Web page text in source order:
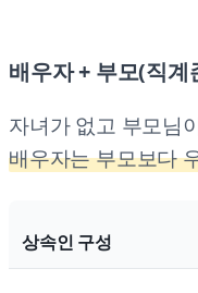
배우자 + 부모(직계
자녀가 없고 부모님
배우자는 부모보다
상속인 구성